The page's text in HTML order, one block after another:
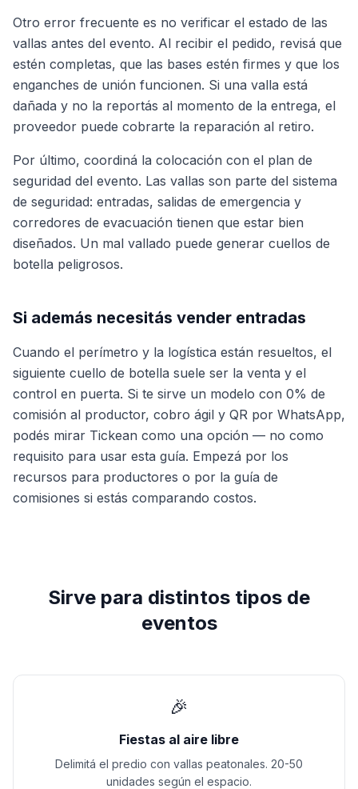
Otro error frecuente es no verificar el estado de las
vallas antes del evento. Al recibir el pedido, revisá que
estén completas, que las bases estén firmes y que los
enganches de unión funcionen. Si una valla está
dañada y no la reportás al momento de la entrega, el
proveedor puede cobrarte la reparación al retiro.
Por último, coordiná la colocación con el plan de
seguridad del evento. Las vallas son parte del sistema
de seguridad: entradas, salidas de emergencia y
corredores de evacuación tienen que estar bien
diseñados. Un mal vallado puede generar cuellos de
botella peligrosos.
Si además necesitás vender entradas
Cuando el perímetro y la logística están resueltos, el
siguiente cuello de botella suele ser la venta y el
control en puerta. Si te sirve un modelo con 0% de
comisión al productor, cobro ágil y QR por WhatsApp,
podés mirar Tickean como una opción — no como
requisito para usar esta guía. Empezá por los
recursos para productores o por la guía de
comisiones si estás comparando costos.
Sirve para distintos tipos de
eventos
🎉
Fiestas al aire libre
Delimitá el predio con vallas peatonales. 20-50
unidades según el espacio.